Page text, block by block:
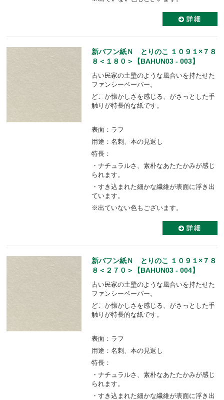
新バフン紙Ｎ とりのこ １０９１×７８
８＜１８０＞【BAHUN03 - 003】
古い民家の土壁のような風合いを持たせた
ファンシーペーパー。
どこか懐かしさを感じる、がさっとした手
触りが特長的な紙です。
表面：ラフ
用途：名刺、本の見返し
特長：
・ナチュラルさ、素朴なあたたかみが感じ
られます。
・すき込まれた細かな繊維が表面に浮き出
ています。
※出ていない色もございます。
新バフン紙Ｎ とりのこ １０９１×７８
８＜２７０＞【BAHUN03 - 004】
古い民家の土壁のような風合いを持たせた
ファンシーペーパー。
どこか懐かしさを感じる、がさっとした手
触りが特長的な紙です。
表面：ラフ
用途：名刺、本の見返し
特長：
・ナチュラルさ、素朴なあたたかみが感じ
られます。
・すき込まれた細かな繊維が表面に浮き出